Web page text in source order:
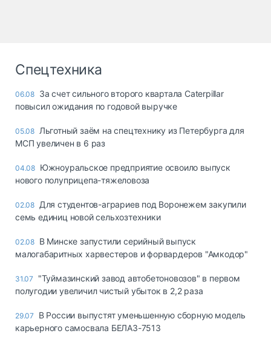
Спецтехника
06.08 За счет сильного второго квартала Caterpillar
повысил ожидания по годовой выручке
05.08 Льготный заём на спецтехнику из Петербурга для
МСП увеличен в 6 раз
04.08 Южноуральское предприятие освоило выпуск
нового полуприцепа-тяжеловоза
02.08 Для студентов-аграриев под Воронежем закупили
семь единиц новой сельхозтехники
02.08 В Минске запустили серийный выпуск
малогабаритных харвестеров и форвардеров "Амкодор"
31.07
"Туймазинский завод автобетоновозов" в первом
полугодии увеличил чистый убыток в 2,2 раза
29.07
В России выпустят уменьшенную сборную модель
карьерного самосвала БЕЛАЗ-7513